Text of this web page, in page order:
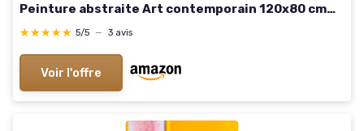
Peinture abstraite Art contemporain 120x80 cm
120L x 80l cm Harmonies dorées
★★★★★
★★★★★ 5/5 — 3 avis
Voir l'offre